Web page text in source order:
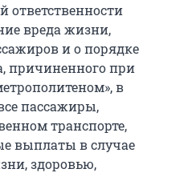
ответственности
вреда жизни,
и о порядке
причиненного при
в
пассажиры,
транспорте,
выплаты в случае
здоровью,